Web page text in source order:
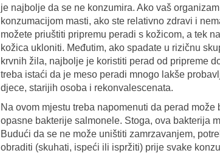
je najbolje da se ne konzumira. Ako vaš
konzumacijom masti, ako ste relativno zdravi i
možete priuštiti pripremu peradi s kožicom, a tek
kožica ukloniti. Međutim, ako spadate u rizičnu
krvnih žila, najbolje je koristiti perad od pripreme
treba istaći da je meso peradi mnogo lakše
djece, starijih osoba i rekonvalescenata.
Na ovom mjestu treba napomenuti da perad
opasne bakterije salmonele. Stoga, ova bakterija
Budući da se ne može uništiti zamrzavanjem,
obraditi (skuhati, ispeći ili ispržiti) prije svake